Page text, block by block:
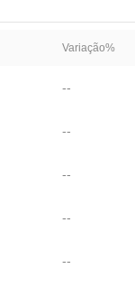
Variação%
--
--
--
--
--